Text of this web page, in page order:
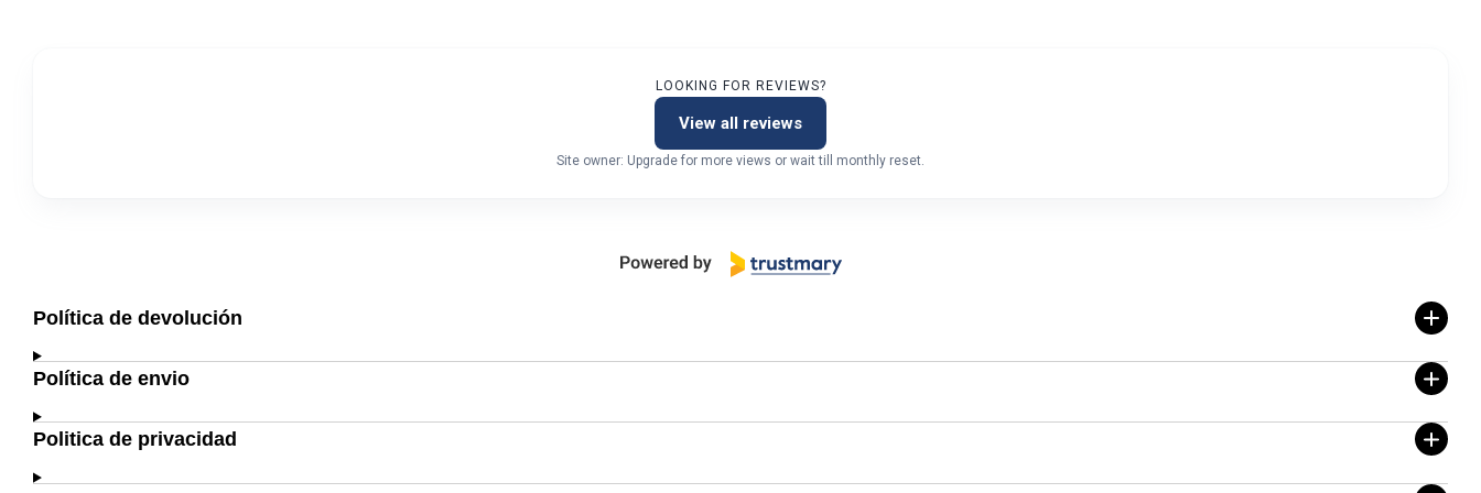
LOOKING FOR REVIEWS?
View all reviews
Site owner: Upgrade for more views or wait till monthly reset.
Política de devolución
Política de envio
Politica de privacidad